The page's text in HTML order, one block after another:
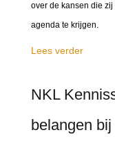
over de kansen die
agenda te krijgen.
Lees verder
NKL
belangen